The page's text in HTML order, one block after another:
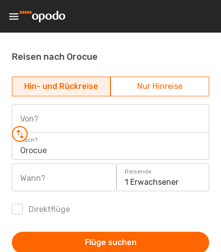
Reisen nach Orocue
Hin- und Rückreise Nur Hinreise
Von?
Nach?
Orocue
Wann?
Reisende
1 Erwachsener
Direktflüge
Flüge suchen